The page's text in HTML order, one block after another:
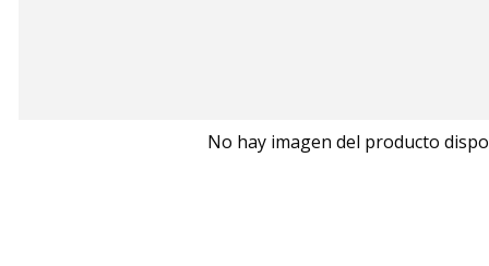
No hay imagen del producto